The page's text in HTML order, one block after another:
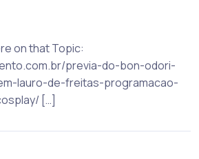
on that Topic:
previa-do-bon-odori-
lauro-de-freitas-programacao-
[…]